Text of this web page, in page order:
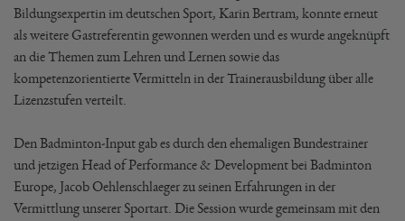
Bildungsexpertin im deutschen Sport, Karin Bertram, konnte erneut
als weitere Gastreferentin gewonnen werden und es wurde angeknüpft
an die Themen zum Lehren und Lernen sowie das
kompetenzorientierte Vermitteln in der Trainerausbildung über alle
Lizenzstufen verteilt.
Den Badminton-Input gab es durch den ehemaligen Bundestrainer
und jetzigen Head of Performance & Development bei Badminton
Europe, Jacob Oehlenschlaeger zu seinen Erfahrungen in der
Vermittlung unserer Sportart. Die Session wurde gemeinsam mit den